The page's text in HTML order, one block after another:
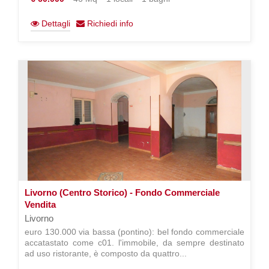
Dettagli Richiedi info
Livorno (Centro Storico) - Fondo Commerciale
Vendita
Livorno
euro 130.000 via bassa (pontino): bel fondo commerciale
accatastato come c01. l'immobile, da sempre destinato
ad uso ristorante, è composto da quattro...